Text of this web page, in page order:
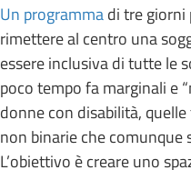
Un programmadi tre giorni
rimettere al centro una
essere inclusiva di tutte le
poco tempo fa marginali e
donne con disabilità,
non binarie che comunque
L’obiettivo è creare uno